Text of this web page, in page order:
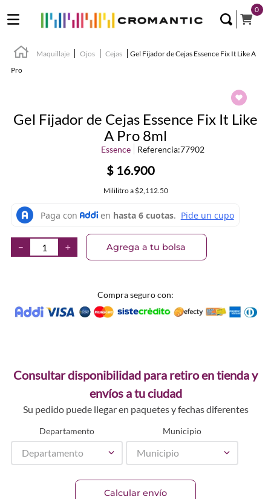
0
Maquillaje Ojos Cejas
Gel Fijador de Cejas Essence Fix It Like A
Pro
Gel Fijador de Cejas Essence Fix It Like
A Pro 8ml
Essence Referencia:77902
$ 16.900
Mililitroa $2,112.50
＋
－ Agrega a tu bolsa
Compra seguro con:
Consultar disponibilidad para retiro en tienda y
envíos a tu ciudad
Su pedido puede llegar en paquetes y fechas diferentes
Departamento
Departamento
Municipio
Municipio
Calcular envío